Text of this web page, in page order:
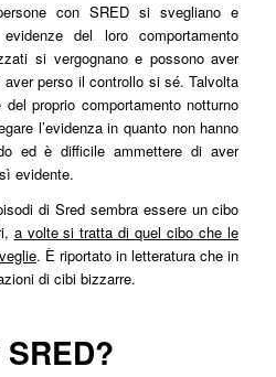
con SRED si svegliano e
del loro comportamento
si vergognano e possono aver
perso il controllo si sé. Talvolta
proprio comportamento notturno
l’evidenza in quanto non hanno
ed è difficile ammettere di aver
evidente.
di Sred sembra essere un cibo
a volte si tratta di quel cibo che le
. È riportato in letteratura che in
di cibi bizzarre.